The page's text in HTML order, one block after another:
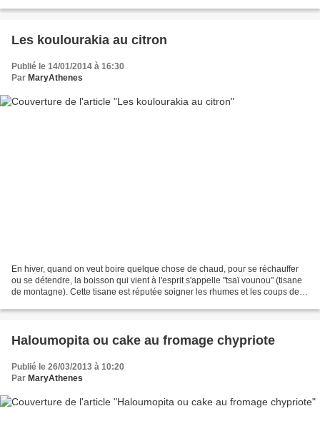
Les koulourakia au citron
Publié le 14/01/2014 à 16:30
Par MaryAthenes
En hiver, quand on veut boire quelque chose de chaud, pour se réchauffer
ou se détendre, la boisson qui vient à l'esprit s'appelle "tsaï vounou" (tisane
de montagne). Cette tisane est réputée soigner les rhumes et les coups de
Haloumopita ou cake au fromage chypriote
Publié le 26/03/2013 à 10:20
Par MaryAthenes